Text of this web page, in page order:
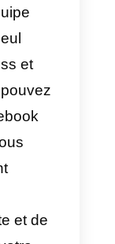
des
et bien
vendre
sans
web. Une